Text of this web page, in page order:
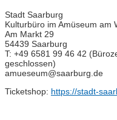
Stadt Saarburg
Kulturbüro im Amüseum am
Am Markt 29
54439 Saarburg
T: +49 6581 99 46 42
geschlossen)
amueseum@saarburg.de
Ticketshop: https://stadt-